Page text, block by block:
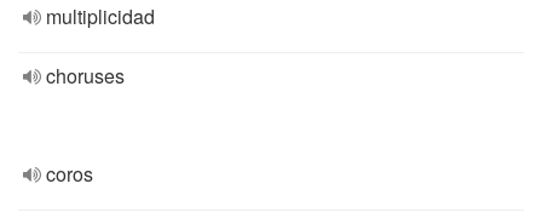
multiplicidad
choruses
coros